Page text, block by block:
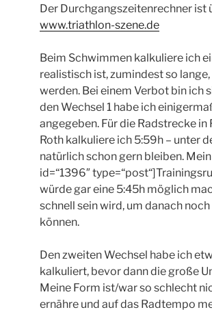
Der Durchgangszeitenrechner ist
www.triathlon-szene.de
Beim Schwimmen kalkuliere ich
realistisch ist, zumindest so
werden. Bei einem Verbot bin ich
den Wechsel 1 habe ich
angegeben. Für die Radstrecke
Roth kalkuliere ich 5:59h – unter
natürlich schon gern bleiben.
id=“1396″
würde gar eine 5:45h möglich
schnell sein wird, um danach
können.
Den zweiten Wechsel habe ich
kalkuliert, bevor dann die große
Meine Form ist/war so schlecht
ernähre und auf das Radtempo